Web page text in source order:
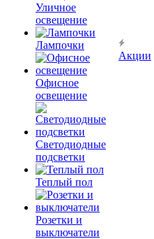
Уличное
освещение
Лампочки
Офисное
освещение
Светодиодные
подсветки
Теплый пол
Розетки и
выключатели
Акции